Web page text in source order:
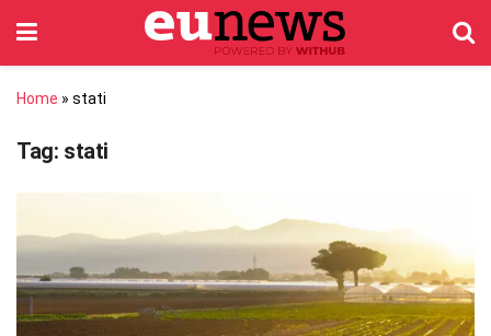
Home » stati
Tag: stati